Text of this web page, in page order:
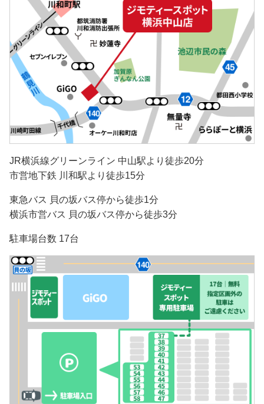
JR横浜線グリーンライン 中山駅より徒歩20分
市営地下鉄 川和駅より徒歩15分
東急バス 貝の坂バス停から徒歩1分
横浜市営バス 貝の坂バス停から徒歩3分
駐車場台数 17台